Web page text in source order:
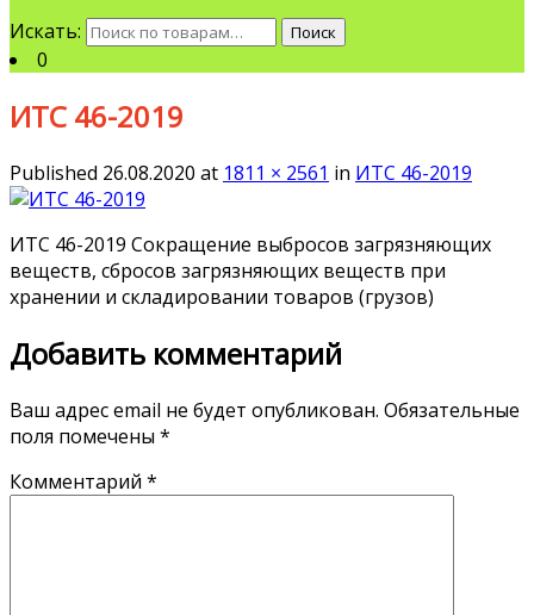
Искать:
Поиск
0
ИТС 46-2019
Published 26.08.2020 at 1811 × 2561 in ИТС 46-2019
ИТС 46-2019 Сокращение выбросов загрязняющих
веществ, сбросов загрязняющих веществ при
хранении и складировании товаров (грузов)
Добавить комментарий
Ваш адрес email не будет опубликован. Обязательные
поля помечены *
Комментарий *